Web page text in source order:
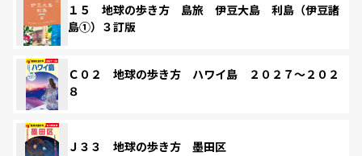
１５ 地球の歩き方 島旅 伊豆大島 利島（伊豆諸
島①）３訂版
Ｃ０２ 地球の歩き方 ハワイ島 ２０２７～２０２
８
Ｊ３３ 地球の歩き方 墨田区